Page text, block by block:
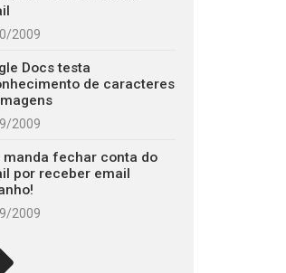
2009
Docs testa
de caracteres
2009
manda fechar conta do
por receber email
2009